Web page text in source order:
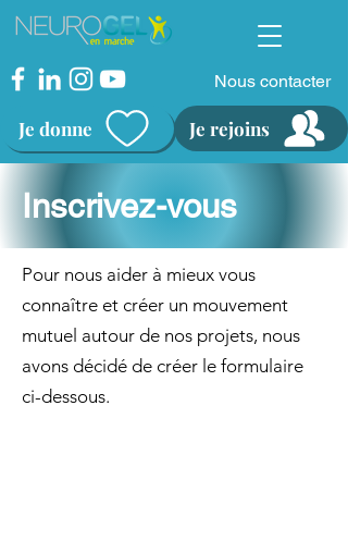
Nous contacter
Je donne Je rejoins
Inscrivez-vous
Pour nous aider à mieux vous
connaître et créer un mouvement
mutuel autour de nos projets, nous
avons décidé de créer le formulaire
ci-dessous.